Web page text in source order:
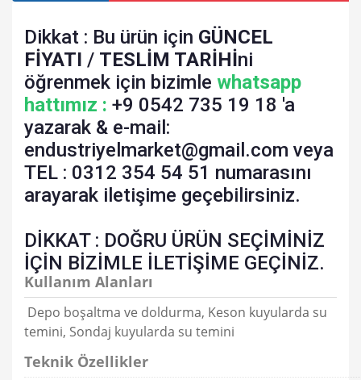
Dikkat : Bu ürün için GÜNCEL
FİYATI / TESLİM TARİHİni
öğrenmek için bizimle whatsapp
hattımız : +9 0542 735 19 18 'a
yazarak & e-mail:
endustriyelmarket@gmail.com veya
TEL : 0312 354 54 51 numarasını
arayarak iletişime geçebilirsiniz.
DİKKAT : DOĞRU ÜRÜN SEÇİMİNİZ
İÇİN BİZİMLE İLETİŞİME GEÇİNİZ.
Kullanım Alanları
Depo boşaltma ve doldurma, Keson kuyularda su
temini, Sondaj kuyularda su temini
Teknik Özellikler